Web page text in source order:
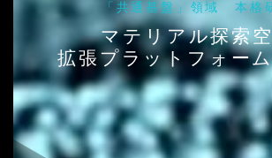
「共通基盤」領域 本格
マテリアル探索
拡張プラットフォー